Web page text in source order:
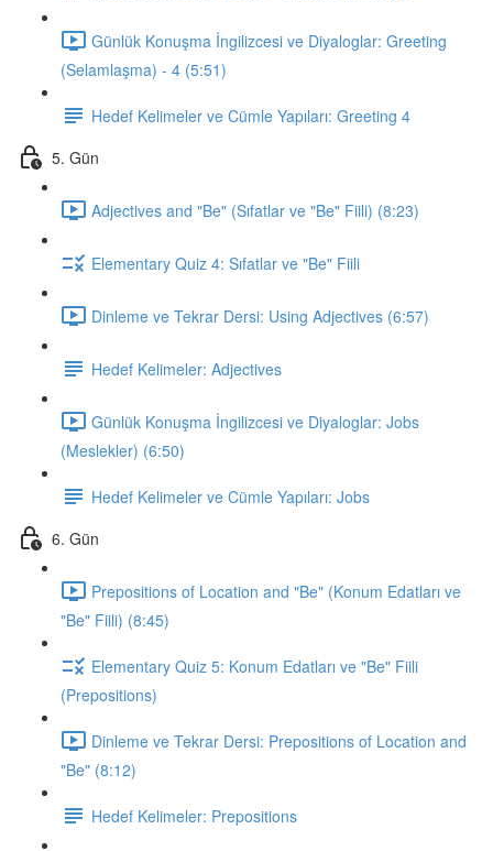
Günlük Konuşma İngilizcesi ve Diyaloglar: Greeting
(Selamlaşma) - 4 (5:51)
Hedef Kelimeler ve Cümle Yapıları: Greeting 4
5. Gün
Adjectives and "Be" (Sıfatlar ve "Be" Fiili) (8:23)
Elementary Quiz 4: Sıfatlar ve "Be" Fiili
Dinleme ve Tekrar Dersi: Using Adjectives (6:57)
Hedef Kelimeler: Adjectives
Günlük Konuşma İngilizcesi ve Diyaloglar: Jobs
(Meslekler) (6:50)
Hedef Kelimeler ve Cümle Yapıları: Jobs
6. Gün
Prepositions of Location and "Be" (Konum Edatları ve
"Be" Fiili) (8:45)
Elementary Quiz 5: Konum Edatları ve "Be" Fiili
(Prepositions)
Dinleme ve Tekrar Dersi: Prepositions of Location and
"Be" (8:12)
Hedef Kelimeler: Prepositions